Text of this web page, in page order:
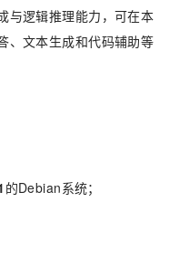
与逻辑推理能力，可在本
、文本生成和代码辅助等
的Debian系统；